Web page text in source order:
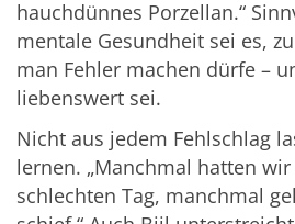
hauchdünnes Porzellan.“
mentale Gesundheit sei es,
man Fehler machen dürfe –
liebenswert sei.
Nicht aus jedem Fehlschlag
lernen. „Manchmal hatten
schlechten Tag, manchmal